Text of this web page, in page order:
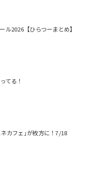
ル2026【ひらつーまとめ】
てる！
カフェ｣が枚方に！7/18